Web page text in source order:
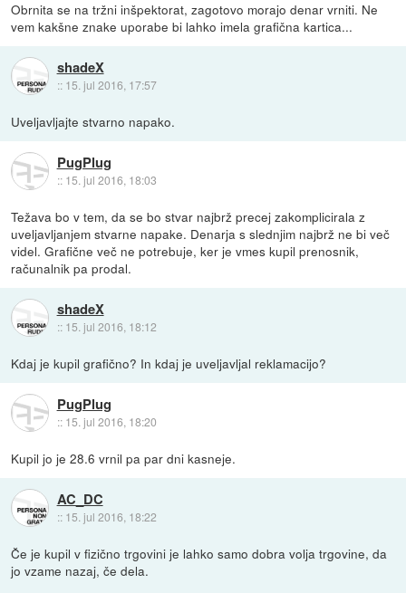
Obrnita se na tržni inšpektorat, zagotovo morajo denar vrniti. Ne
vem kakšne znake uporabe bi lahko imela grafična kartica...
shadeX
:: 15. jul 2016, 17:57
Uveljavljajte stvarno napako.
PugPlug
:: 15. jul 2016, 18:03
Težava bo v tem, da se bo stvar najbrž precej zakomplicirala z
uveljavljanjem stvarne napake. Denarja s slednjim najbrž ne bi več
videl. Grafične več ne potrebuje, ker je vmes kupil prenosnik,
računalnik pa prodal.
shadeX
:: 15. jul 2016, 18:12
Kdaj je kupil grafično? In kdaj je uveljavljal reklamacijo?
PugPlug
:: 15. jul 2016, 18:20
Kupil jo je 28.6 vrnil pa par dni kasneje.
AC_DC
:: 15. jul 2016, 18:22
Če je kupil v fizično trgovini je lahko samo dobra volja trgovine, da
jo vzame nazaj, če dela.